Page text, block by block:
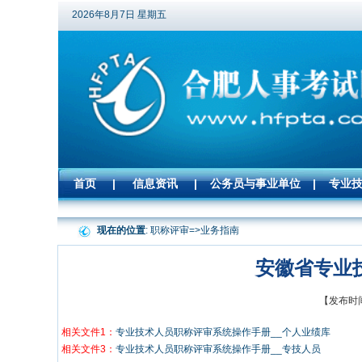
2026年8月7日 星期五
首页 | 信息资讯 | 公务员与事业单位 | 专业
现在的位置: 职称评审=>业务指南
安徽省专业
【发布
相关文件1： 专业技术人员职称评审系统操作手册__个人业绩库
相关文件3： 专业技术人员职称评审系统操作手册__专技人员